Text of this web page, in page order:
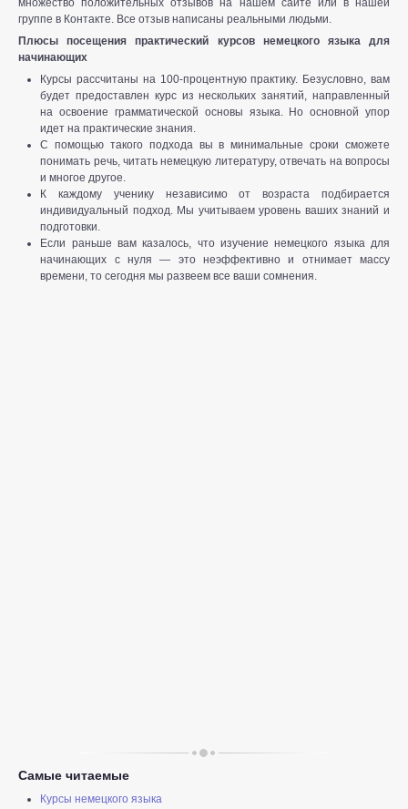
группе в Контакте. Все отзыв написаны реальными людьми.
Плюсы посещения практический курсов немецкого языка для
начинающих
Курсы рассчитаны на 100-процентную практику. Безусловно, вам
будет предоставлен курс из нескольких занятий, направленный
на освоение грамматической основы языка. Но основной упор
идет на практические знания.
С помощью такого подхода вы в минимальные сроки сможете
понимать речь, читать немецкую литературу, отвечать на вопросы
и многое другое.
К каждому ученику независимо от возраста подбирается
индивидуальный подход. Мы учитываем уровень ваших знаний и
подготовки.
Если раньше вам казалось, что изучение немецкого языка для
начинающих с нуля — это неэффективно и отнимает массу
времени, то сегодня мы развеем все ваши сомнения.
Самые читаемые
Курсы немецкого языка